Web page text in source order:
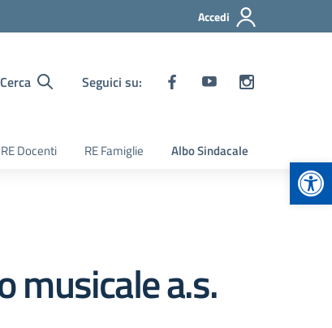
Accedi
Cerca Seguici su:
RE Docenti RE Famiglie Albo Sindacale
musicale a.s.